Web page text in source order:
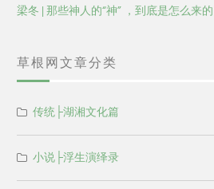
梁冬 | 那些神人的“神” ，到底是怎么来的
草根网文章分类
传统├湖湘文化篇
小说├浮生演绎录